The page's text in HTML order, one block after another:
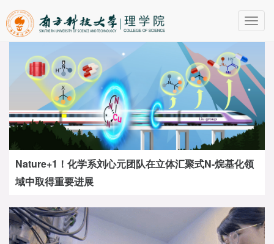
Nature+1！化学系刘心元团队在立体汇聚式N-烷基化领
域中取得重要进展